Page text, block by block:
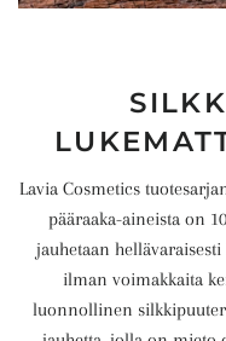
Lavia Cosmetics
pääraaka-aineista on
jauhetaan
ilman voimakkaita
luonnollinen